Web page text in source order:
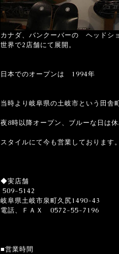
カナダ、バンクーバーの ヘッドシ
世界で2店舗にて展開。
日本でのオープンは 1994年
当時より岐阜県の土岐市という田舎
夜8時以降オープン、ブルーな日は休
スタイルにて今も営業しております。
◆実店舗
509-5142
岐阜県土岐市泉町久尻1490-43
電話、ＦＡＸ 0572-55-7196
■営業時間